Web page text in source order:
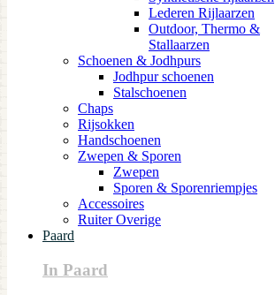
Lederen Rijlaarzen
Outdoor, Thermo &
Stallaarzen
Schoenen & Jodhpurs
Jodhpur schoenen
Stalschoenen
Chaps
Rijsokken
Handschoenen
Zwepen & Sporen
Zwepen
Sporen & Sporenriempjes
Accessoires
Ruiter Overige
Paard
In Paard